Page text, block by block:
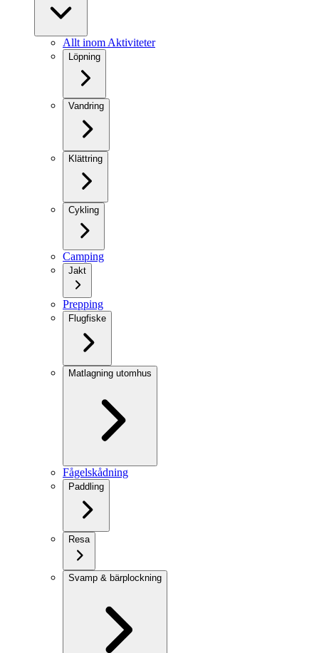
Allt inom Aktiviteter
Löpning
Vandring
Klättring
Cykling
Camping
Jakt
Prepping
Flugfiske
Matlagning utomhus
Fågelskådning
Paddling
Resa
Svamp & bärplockning